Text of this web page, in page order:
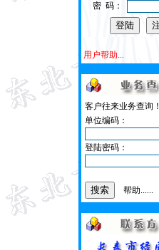
密 码：
用户帮助...
客户往来业务查询！
单位编码：
登陆密码：
帮助......